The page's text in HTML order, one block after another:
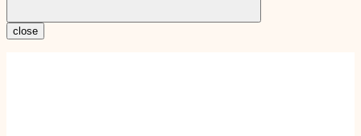
close